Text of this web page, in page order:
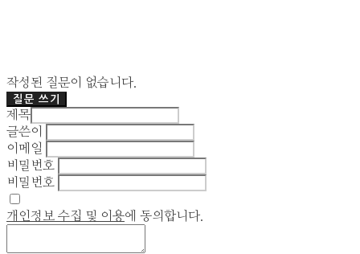
작성된 질문이 없습니다.
질문 쓰기
제목
글쓴이
이메일
비밀번호
비밀번호
개인정보 수집 및 이용에 동의합니다.